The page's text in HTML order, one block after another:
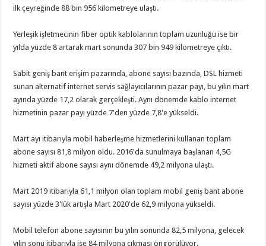
ilk çeyreğinde 88 bin 956 kilometreye ulaştı.
Yerleşik işletmecinin fiber optik kablolarının toplam uzunluğu ise bir
yılda yüzde 8 artarak mart sonunda 307 bin 949 kilometreye çıktı.
Sabit geniş bant erişim pazarında, abone sayısı bazında, DSL hizmeti
sunan alternatif internet servis sağlayıcılarının pazar payı, bu yılın mart
ayında yüzde 17,2 olarak gerçekleşti. Aynı dönemde kablo internet
hizmetinin pazar payı yüzde 7'den yüzde 7,8'e yükseldi.
Mart ayı itibarıyla mobil haberleşme hizmetlerini kullanan toplam
abone sayısı 81,8 milyon oldu. 2016'da sunulmaya başlanan 4,5G
hizmeti aktif abone sayısı aynı dönemde 49,2 milyona ulaştı.
Mart 2019 itibarıyla 61,1 milyon olan toplam mobil geniş bant abone
sayısı yüzde 3'lük artışla Mart 2020'de 62,9 milyona yükseldi.
Mobil telefon abone sayısının bu yılın sonunda 82,5 milyona, gelecek
yılın sonu itibarıyla ise 84 milyona çıkması öngörülüyor.